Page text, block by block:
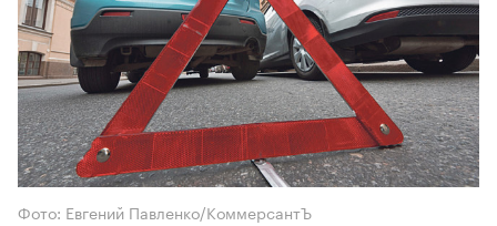
Фото: Евгений Павленко/КоммерсантЪ